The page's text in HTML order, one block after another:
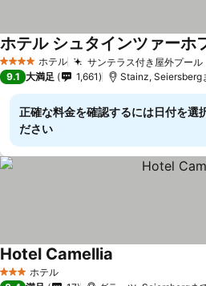
4 ホテルのランク
ホテル サンテラス付き屋外プール
ホテル シュタインツァーホ
9.1 大満足 1,661 Stainz, Seiersberg
正確な料金を確認するには日付を選
ださい
3 ホテルのランク
ホテル
Hotel Camellia